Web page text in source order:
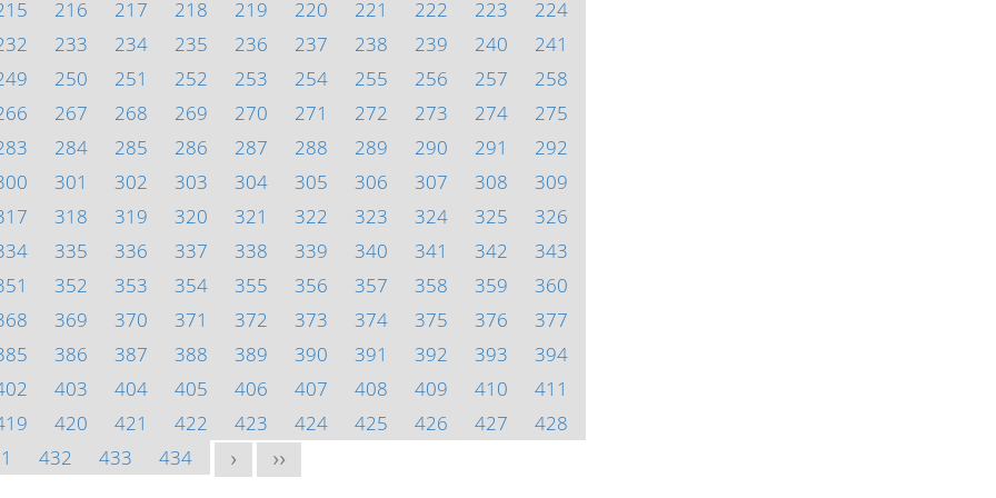
216 217 218 219 220 221 222 223
224
233 234 235 236 237 238 239 240
241
250 251 252 253 254 255 256 257
258
267 268 269 270 271 272 273 274
275
284 285 286 287 288 289 290 291
292
301 302 303 304 305 306 307 308
309
318 319 320 321 322 323 324 325
326
335 336 337 338 339 340 341 342
343
352 353 354 355 356 357 358 359
360
369 370 371 372 373 374 375 376
377
386 387 388 389 390 391 392 393
394
403 404 405 406 407 408 409 410
411
420 421 422 423 424 425 426 427
428
432 433 434 > >>